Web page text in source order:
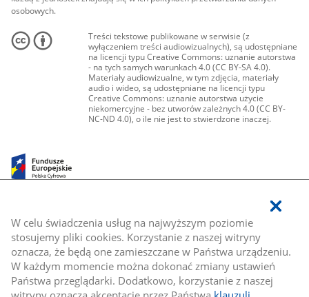
W celu świadczenia usług na najwyższym poziomie
stosujemy pliki cookies. Korzystanie z naszej witryny
oznacza, że będą one zamieszczane w Państwa urządzeniu.
W każdym momencie można dokonać zmiany ustawień
Państwa przeglądarki. Dodatkowo, korzystanie z naszej
osobowych.
Treści tekstowe publikowane w serwisie (z
wyłączeniem treści audiowizualnych), są udostępniane
na licencji typu Creative Commons: uznanie autorstwa
- na tych samych warunkach 4.0 (CC BY-SA 4.0).
Materiały audiowizualne, w tym zdjęcia, materiały
audio i wideo, są udostępniane na licencji typu
Creative Commons: uznanie autorstwa użycie
niekomercyjne - bez utworów zależnych 4.0 (CC BY-
NC-ND 4.0), o ile nie jest to stwierdzone inaczej.